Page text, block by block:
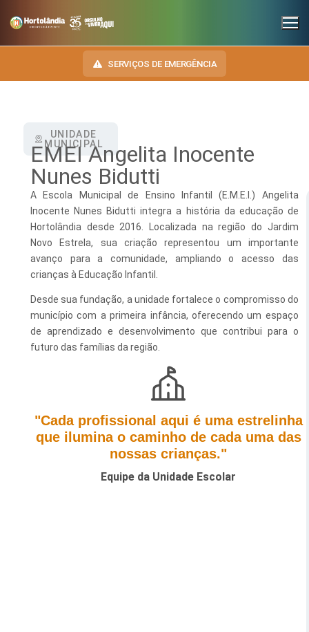
SERVIÇOS DE EMERGÊNCIA
INSTITUCIONAL
SECRETARIAS
Administração e Gestão de Pessoal
Assuntos Jurídicos
Cultura
Desenvolvimento Econômico, Trabalho, Turismo e Inovação
Educação, Ciência e Tecnologia
Esporte e Lazer
Inclusão e Desenvolvimento Social
NOSSA CIDADE
HINO, BRASÃO E BANDEIRA
Autoridades do Município
Downloads
Telefones Úteis
Notícias Anteriores a 2024
TRANSPARÊNCIA
E-SIC
OUVIDORIA
DIÁRIO OFICIAL
UNIDADE
MUNICIPAL
EMEI Angelita Inocente
Nunes Bidutti
A Escola Municipal de Ensino Infantil (E.M.E.I.) Angelita
Inocente Nunes Bidutti integra a história da educação de
Hortolândia desde 2016. Localizada na região do Jardim
Novo Estrela, sua criação representou um importante
avanço para a comunidade, ampliando o acesso das
crianças à Educação Infantil.
Desde sua fundação, a unidade fortalece o compromisso do
município com a primeira infância, oferecendo um espaço
de aprendizado e desenvolvimento que contribui para o
futuro das famílias da região.
"Cada profissional aqui é uma estrelinha
que ilumina o caminho de cada uma das
nossas crianças."
Equipe da Unidade Escolar